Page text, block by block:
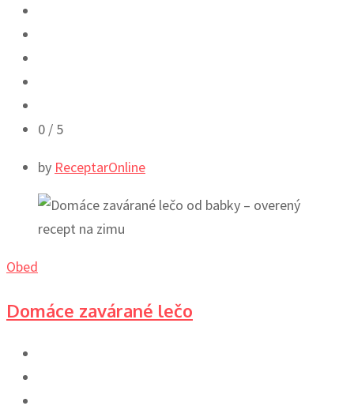
0 / 5
by ReceptarOnline
Obed
Domáce zavárané lečo